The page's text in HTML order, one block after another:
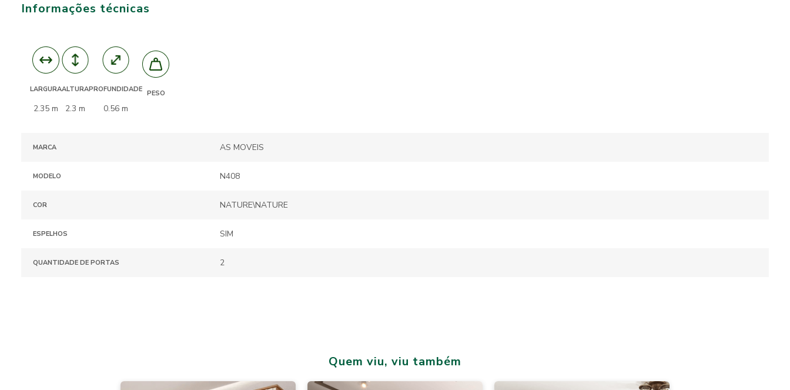
Informações técnicas
LARGURA
2.35 m
ALTURA
2.3 m
PROFUNDIDADE
0.56 m
PESO
MARCA AS MOVEIS
MODELO N408
COR NATURE\NATURE
ESPELHOS SIM
QUANTIDADE DE PORTAS 2
Quem viu, viu também